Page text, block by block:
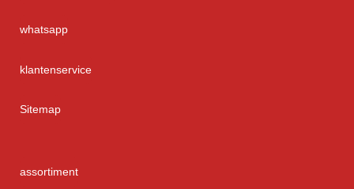
whatsapp
klantenservice
Sitemap
assortiment